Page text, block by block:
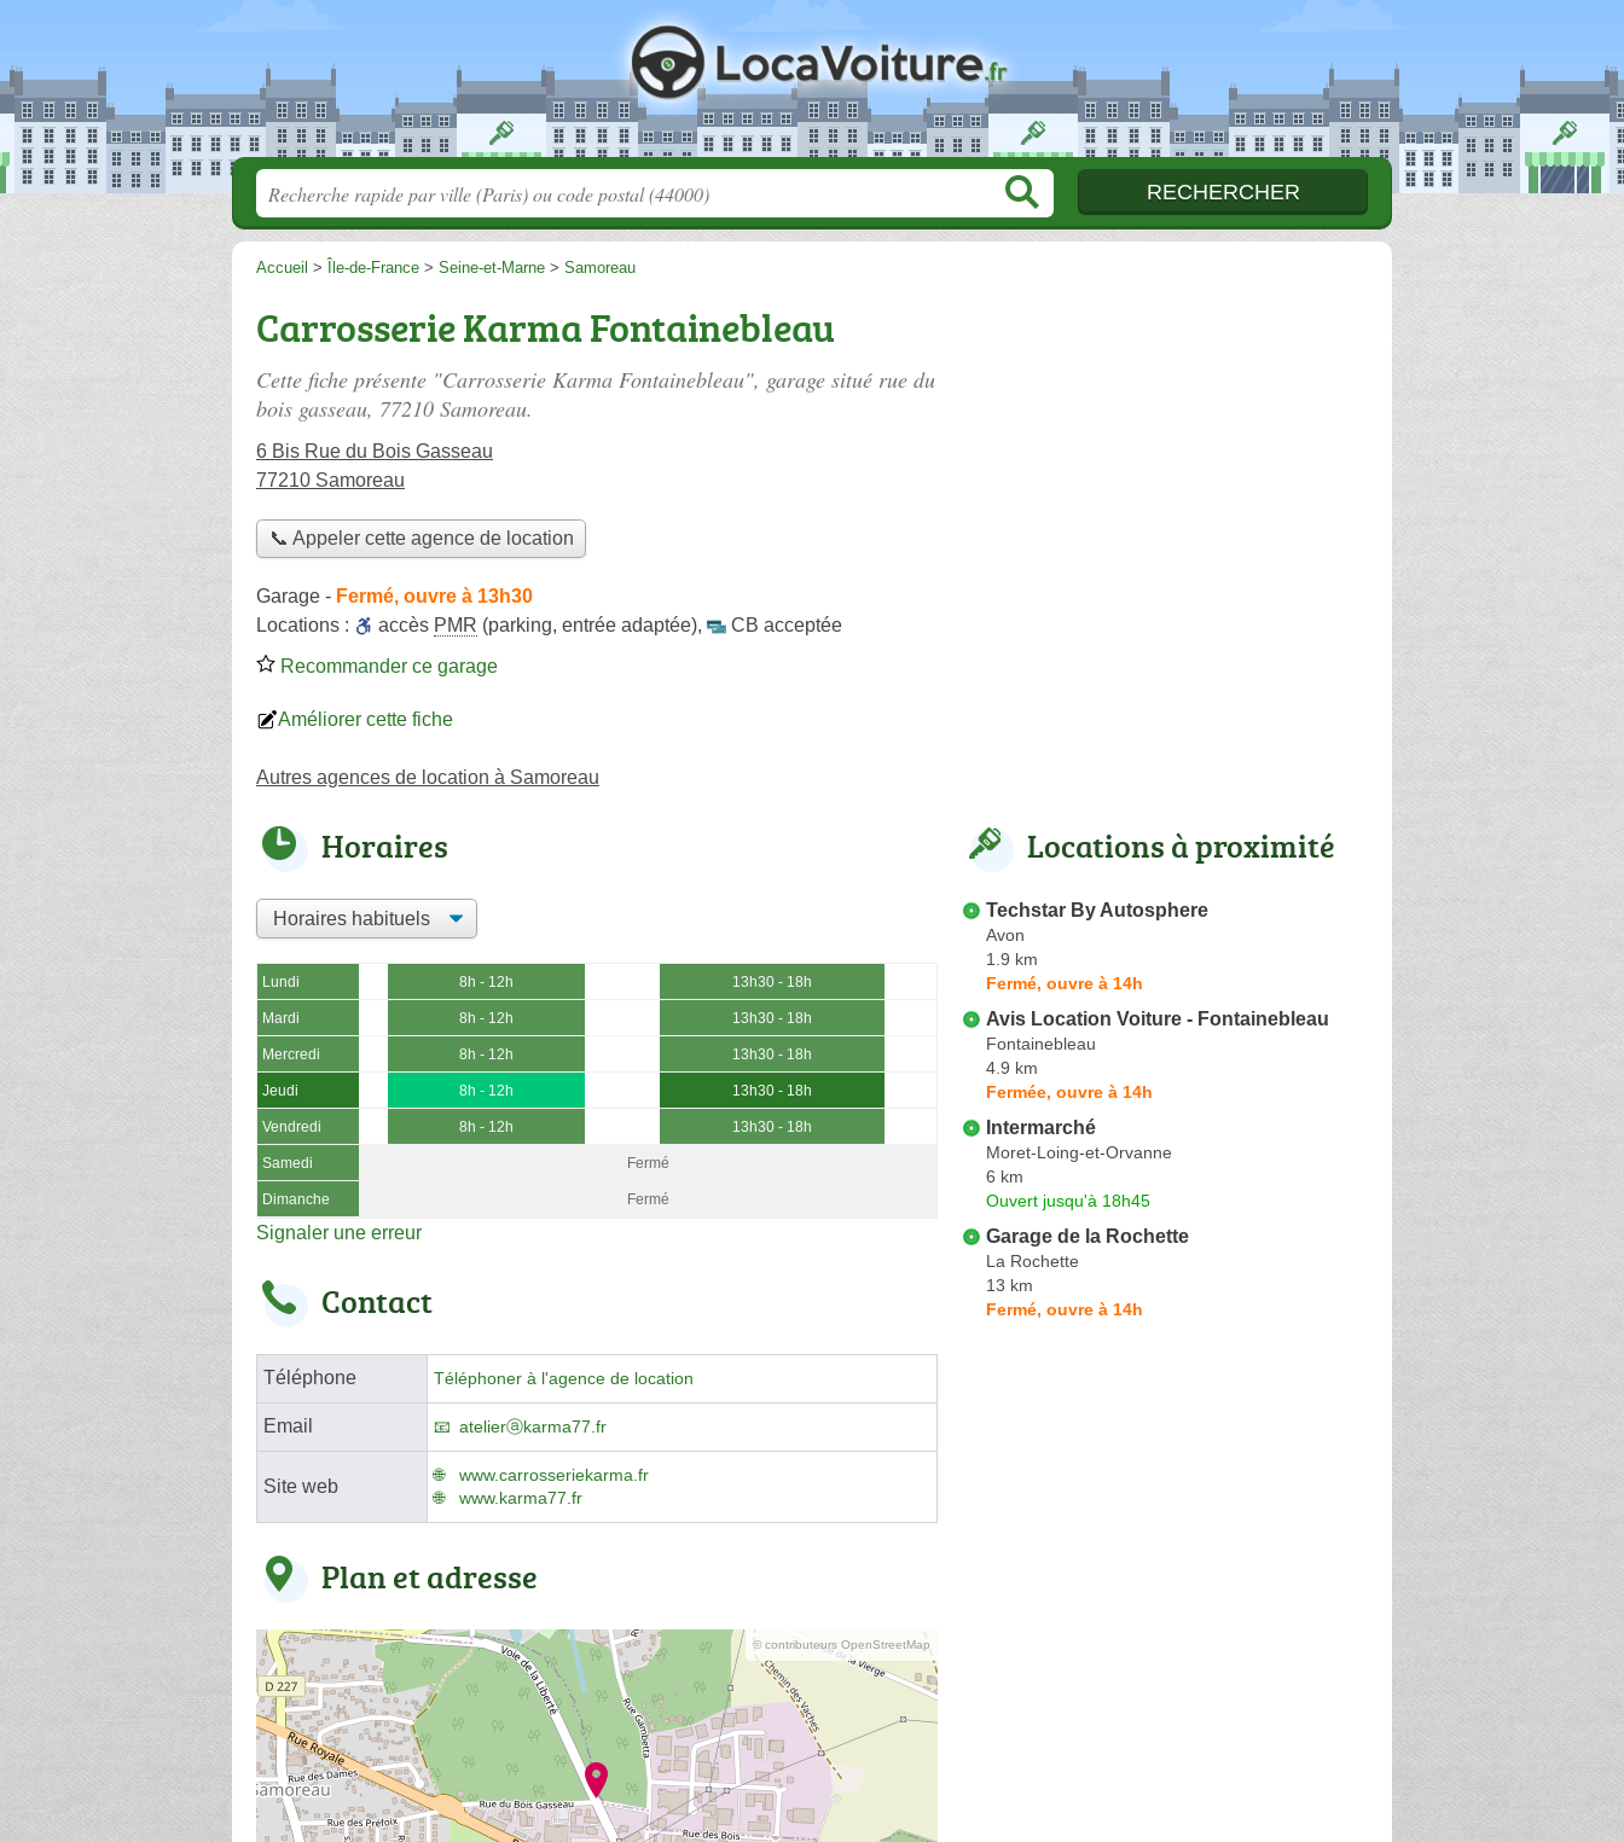
Accueil > Île-de-France > Seine-et-Marne > Samoreau
Carrosserie Karma Fontainebleau
Cette fiche présente "Carrosserie Karma Fontainebleau", garage situé rue du
bois gasseau, 77210 Samoreau.
6 Bis Rue du Bois Gasseau
77210 Samoreau
📞 Appeler cette agence de location
Garage - Fermé, ouvre à 13h30
Locations :
accès PMR (parking, entrée adaptée),
CB acceptée
Recommander ce garage
Améliorer cette fiche
Autres agences de location à Samoreau
Horaires
Lundi 8h - 12h 13h30 - 18h
Mardi 8h - 12h 13h30 - 18h
Mercredi 8h - 12h 13h30 - 18h
Jeudi 8h - 12h 13h30 - 18h
Vendredi 8h - 12h 13h30 - 18h
Samedi Fermé
Dimanche Fermé
Signaler une erreur
Contact
Téléphone Téléphoner à l'agence de location
Email atelierⓐkarma77.fr
Site web
www.carrosseriekarma.fr
www.karma77.fr
Plan et adresse
© contributeurs OpenStreetMap
Locations à proximité
Techstar By Autosphere
Avon
1.9 km
Fermé, ouvre à 14h
Avis Location Voiture - Fontainebleau
Fontainebleau
4.9 km
Fermée, ouvre à 14h
Intermarché
Moret-Loing-et-Orvanne
6 km
Ouvert jusqu'à 18h45
Garage de la Rochette
La Rochette
13 km
Fermé, ouvre à 14h